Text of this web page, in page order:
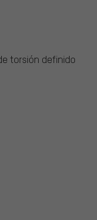
torsión definido